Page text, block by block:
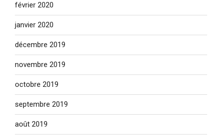
février 2020
janvier 2020
décembre 2019
novembre 2019
octobre 2019
septembre 2019
août 2019